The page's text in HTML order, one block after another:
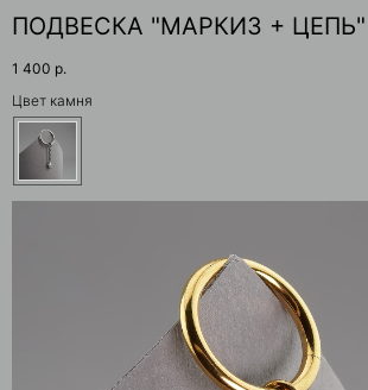
ПОДВЕСКА "МАРКИЗ + ЦЕПЬ"
1 400 р.
Цвет камня